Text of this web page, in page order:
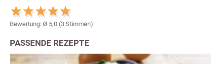
Bewertung: Ø 5,0 (3 Stimmen)
PASSENDE REZEPTE